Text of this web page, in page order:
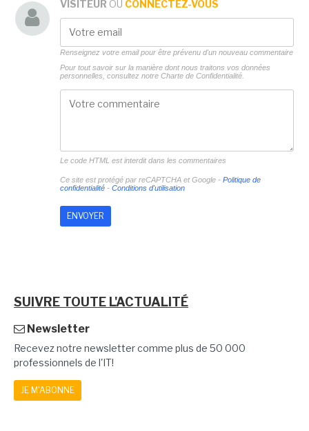
VISITEUR OU CONNECTEZ-VOUS
Renseignez votre email pour être prévenu d'un nouveau commentaire
Pour tout savoir sur la manière dont nous traitons vos données
personnelles, consultez notre Charte de Confidentialité.
Le code HTML est interdit dans les commentaires
Ce site est protégé par reCAPTCHA et Google - Politique de
confidentialité- Conditions d'utilisation
SUIVRE TOUTE L'ACTUALITÉ
Newsletter
Recevez notre newsletter comme plus de 50 000
professionnels de l'IT!
JE M'ABONNE